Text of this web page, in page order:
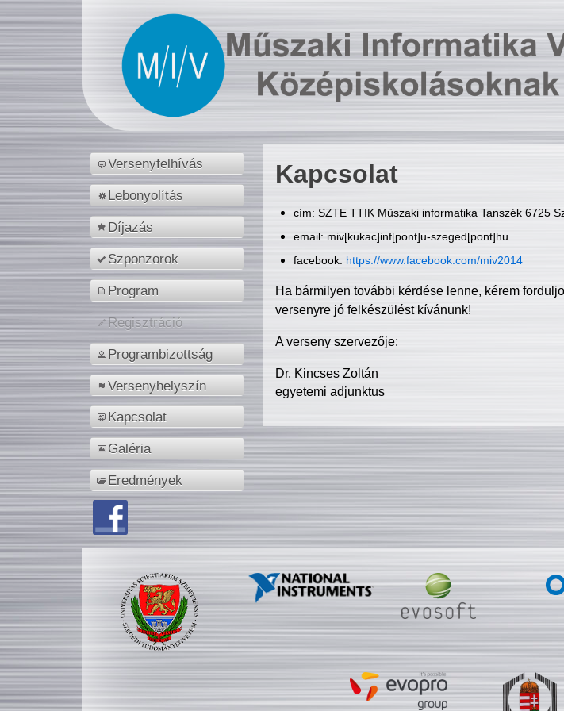
Versenyfelhívás
Lebonyolítás
Díjazás
Szponzorok
Program
Regisztráció
Programbizottság
Versenyhelyszín
Kapcsolat
Galéria
Eredmények
Kapcsolat
cím: SZTE TTIK Műszaki informatika Tanszék 6725
email: miv[kukac]inf[pont]u-szeged[pont]hu
facebook: https://www.facebook.com/miv2014
Ha bármilyen további kérdése lenne, kérem
versenyre jó felkészülést kívánunk!
A verseny szervezője:
Dr. Kincses Zoltán
egyetemi adjunktus